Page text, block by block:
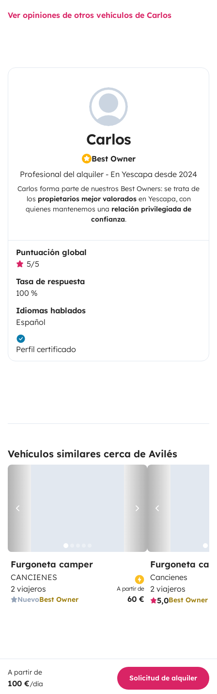
Ver opiniones de otros vehículos de Carlos
Carlos
Best Owner
Profesional del alquiler - En Yescapa desde 2024
Carlos forma parte de nuestros Best Owners: se trata de
los propietarios mejor valoradosen Yescapa, con
quienes mantenemos una relación privilegiada de
confianza.
Puntuación global
5/5
Tasa de respuesta
100 %
Idiomas hablados
Español
Perfil certificado
Vehículos similares cerca de Avilés
Furgoneta camper
CANCIENES
2 viajeros
NuevoBest Owner
A partir de
60 €
Furgoneta
Cancienes
2 viajeros
5,0Best Owner
A partir de
100 €/día
Solicitud de alquiler